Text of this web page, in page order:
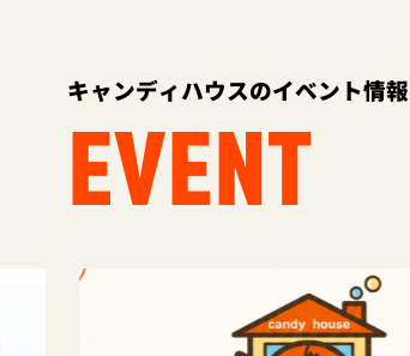
キャンディハウスのイベント情報
EVENT